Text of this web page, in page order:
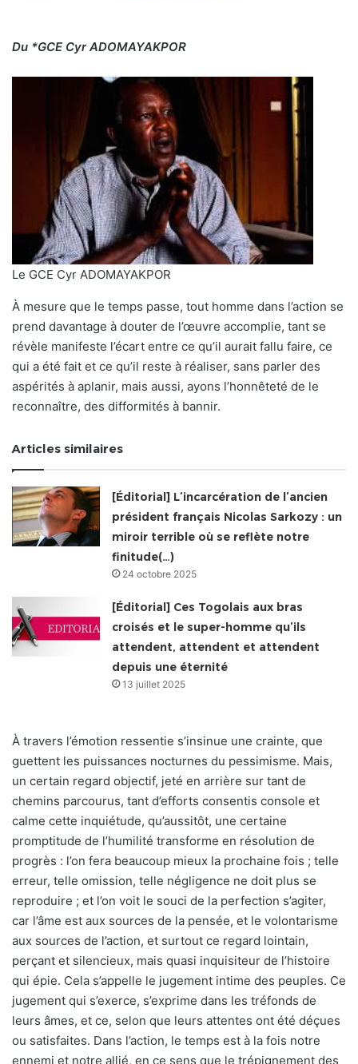
Du *GCE Cyr ADOMAYAKPOR
Le GCE Cyr ADOMAYAKPOR
À mesure que le temps passe, tout homme dans l’action se
prend davantage à douter de l’œuvre accomplie, tant se
révèle manifeste l’écart entre ce qu’il aurait fallu faire, ce
qui a été fait et ce qu’il reste à réaliser, sans parler des
aspérités à aplanir, mais aussi, ayons l’honnêteté de le
reconnaître, des difformités à bannir.
Articles similaires
[Éditorial] L’incarcération de l’ancien
président français Nicolas Sarkozy : un
miroir terrible où se reflète notre
finitude(…)
24 octobre 2025
[Éditorial] Ces Togolais aux bras
croisés et le super-homme qu’ils
attendent, attendent et attendent
depuis une éternité
13 juillet 2025
À travers l’émotion ressentie s’insinue une crainte, que
guettent les puissances nocturnes du pessimisme. Mais,
un certain regard objectif, jeté en arrière sur tant de
chemins parcourus, tant d’efforts consentis console et
calme cette inquiétude, qu’aussitôt, une certaine
promptitude de l’humilité transforme en résolution de
progrès : l’on fera beaucoup mieux la prochaine fois ; telle
erreur, telle omission, telle négligence ne doit plus se
reproduire ; et l’on voit le souci de la perfection s’agiter,
car l’âme est aux sources de la pensée, et le volontarisme
aux sources de l’action, et surtout ce regard lointain,
perçant et silencieux, mais quasi inquisiteur de l’histoire
qui épie. Cela s’appelle le jugement intime des peuples. Ce
jugement qui s’exerce, s’exprime dans les tréfonds de
leurs âmes, et ce, selon que leurs attentes ont été déçues
ou satisfaites. Dans l’action, le temps est à la fois notre
ennemi et notre allié, en ce sens que le trépignement des